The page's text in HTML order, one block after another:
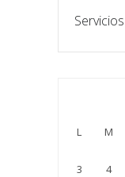
Servicios
L M
3
4